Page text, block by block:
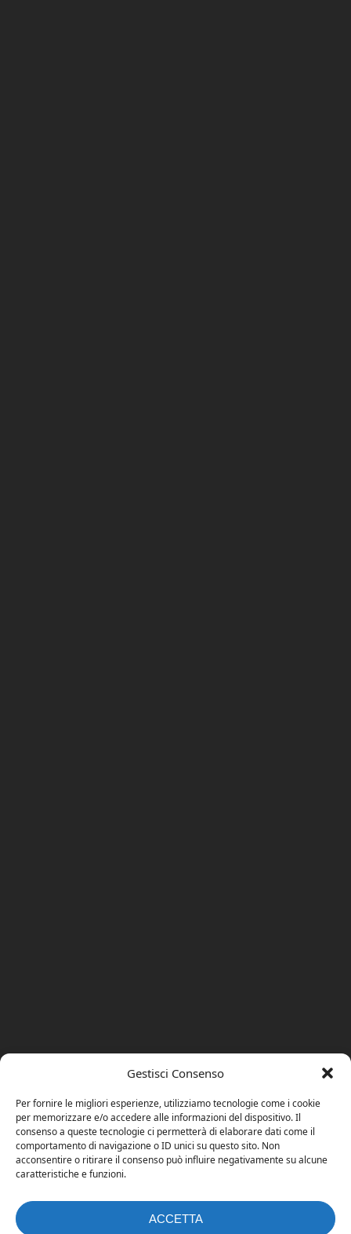
Gestisci Consenso
Per fornire le migliori esperienze, utilizziamo tecnologie come i cookie
per memorizzare e/o accedere alle informazioni del dispositivo. Il
consenso a queste tecnologie ci permetterà di elaborare dati come il
comportamento di navigazione o ID unici su questo sito. Non
acconsentire o ritirare il consenso può influire negativamente su alcune
caratteristiche e funzioni.
ACCETTA